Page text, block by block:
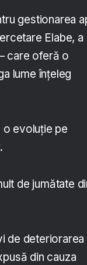
gestionarea
Elabe, a
care oferă o
lume înțeleg
o evoluție pe
de jumătate
de deteriorarea
din cauza